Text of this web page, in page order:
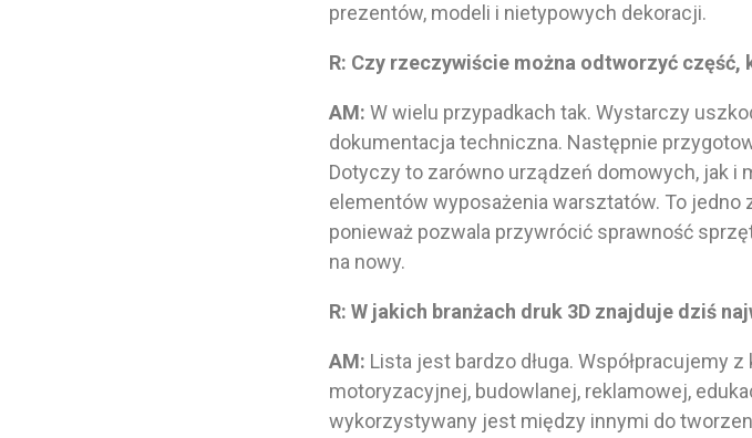
prezentów, modeli i nietypowych dekoracji.
R: Czy rzeczywiście można odtworzyć część,
AM: W wielu przypadkach tak. Wystarczy
dokumentacja techniczna. Następnie
Dotyczy to zarówno urządzeń domowych, jak i
elementów wyposażenia warsztatów. To
ponieważ pozwala przywrócić sprawność
na nowy.
R: W jakich branżach druk 3D znajduje dziś
AM: Lista jest bardzo długa. Współpracujemy
motoryzacyjnej, budowlanej, reklamowej,
wykorzystywany jest między innymi do